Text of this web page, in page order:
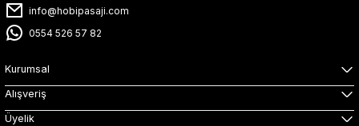
info@hobipasaji.com
0554 526 57 82
Kurumsal
Alışveriş
Üyelik